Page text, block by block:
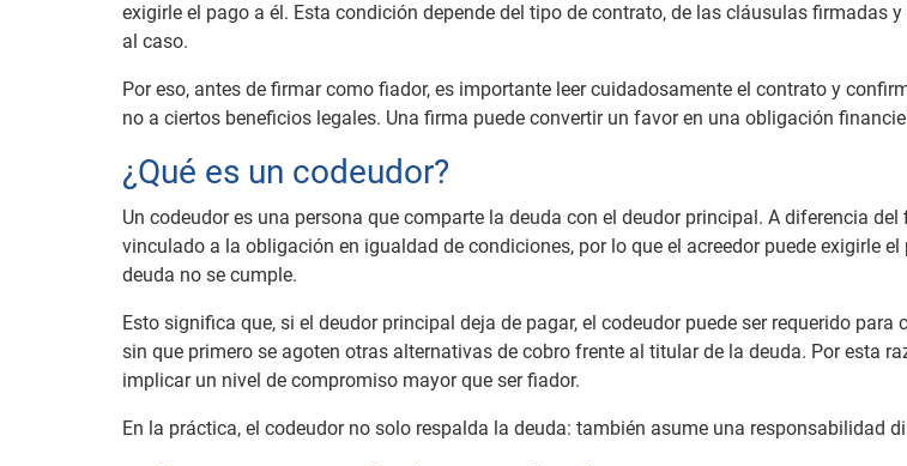
exigirle el pago a él. Esta condición depende del tipo de contrato, de las cláusulas firmadas
al caso.
Por eso, antes de firmar como fiador, es importante leer cuidadosamente el contrato y
no a ciertos beneficios legales. Una firma puede convertir un favor en una obligación
¿Qué es un codeudor?
Un codeudor es una persona que comparte la deuda con el deudor principal. A diferencia del
vinculado a la obligación en igualdad de condiciones, por lo que el acreedor puede exigirle
deuda no se cumple.
Esto significa que, si el deudor principal deja de pagar, el codeudor puede ser requerido
sin que primero se agoten otras alternativas de cobro frente al titular de la deuda. Por esta
implicar un nivel de compromiso mayor que ser fiador.
En la práctica, el codeudor no solo respalda la deuda: también asume una responsabilidad